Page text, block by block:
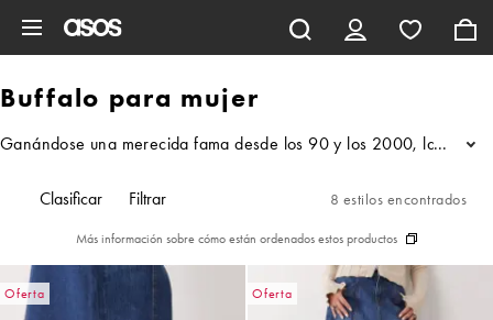
Buffalo para mujer
Ganándose una merecida fama desde los 90 y los 2000, la marca
...
Clasificar Filtrar 8 estilos encontrados
Más información sobre cómo están ordenados estos productos
Oferta Oferta